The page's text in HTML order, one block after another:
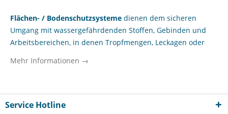
Flächen- / Bodenschutzsysteme dienen dem sicheren
Umgang mit wassergefährdenden Stoffen, Gebinden und
Arbeitsbereichen, in denen Tropfmengen, Leckagen oder
Untergrund ferngehalten werden müssen. Für
Lager-, Umschlag- oder Betankungsbereiche sauber
Mehr Informationen →
Service Hotline